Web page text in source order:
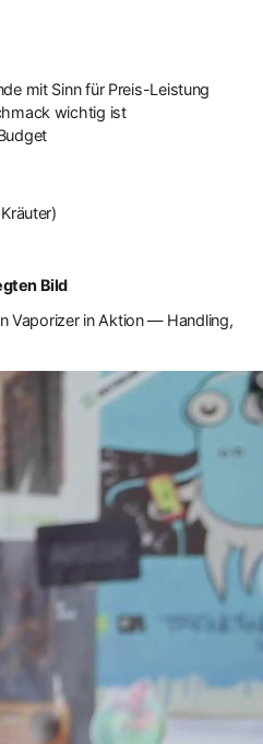
mit Sinn für Preis-Leistung
wichtig ist
Bild
Vaporizer in Aktion — Handling,